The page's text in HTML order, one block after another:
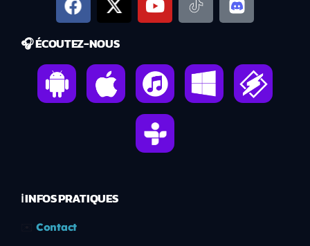
🎧 ÉCOUTEZ-NOUS
ℹ️ INFOS PRATIQUES
Contact